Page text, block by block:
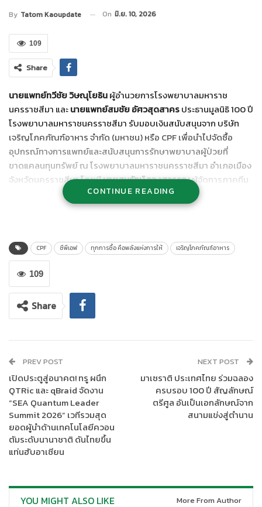
By Tatom Kaoupdate On มิ.ย. 10, 2026
109
Share
นายแพทย์ทวีชัย วิษณุโยธินผู้อำนวยการโรงพยาบาลมหาราช
นครราชสีมา และนายแพทย์สมชัย อัศวสุดสาครประธานมูลนิธิ 100 ปี
โรงพยาบาลมหาราชนครราชสีมา รับมอบเงินสนับสนุนจาก บริษัท
เจริญโภคภัณฑ์อาหาร จำกัด (มหาชน) หรือ CPF เพื่อนำไปจัดซื้อ
อุปกรณ์ทางการแพทย์และสนับสนุนการรักษาพยาบาลผู้ป่วยที่
ขาดแคลนทุนทรัพย์ ณ โรงพยาบาลมหาราชนครราชสีมา อำเภอเมือง
จังหวัดนครราชสีมา โดยมีนายสมรักษ์ จองสุวรรณผู้จัดการภาคทีม
ขาย พร้อมคณะจิตอาสา เป็นผู้แทนมอบ
ร่วมอุดหนุนอาหารคุณภาพมาตรฐานสากล สะอาด ปลอดภัย ในราคา
พิเศษ โดยรายได้หลังหักค่าใช้จ่ายสมทบทุนมูลนิธิ 100 ปี โรงพยาบาล
มหาราชนครราชสีมา เพื่อสนับสนุนภารกิจด้านสาธารณสุขและช่วย
เหลือผู้ป่วยให้เข้าถึงการรักษาพยาบาลอย่างต่อเนื่อง
กิจกรรมดังกล่าวได้รับการตอบรับอย่างดีจากประชาชนที่ร่วมอุดหนุน
CONTINUE READING
CPF ซีพีเอฟ ทุกการซื้อ คือพลังแห่งการให้ เจริญโภคภัณฑ์อาหาร
109
Share
PREV POST
เปิดประตูสู่อนาคต! ทรู ผนึก
QTRic และ qBraid จัดงาน
“SEA Quantum Leader
Summit 2026” เวทีรวมสุด
ยอดผู้นำด้านเทคโนโลยีควอน
ตัมระดับนานาชาติ ดันไทยขึ้น
แท่นฮับอาเซียน
NEXT POST
มาเซราติ ประเทศไทย ร่วมฉลอง
ครบรอบ 100 ปี สัญลักษณ์
ตรีศูล อันเป็นเอกลักษณ์จาก
สนามแข่งสู่ตำนาน
YOU MIGHT ALSO LIKE More From Author